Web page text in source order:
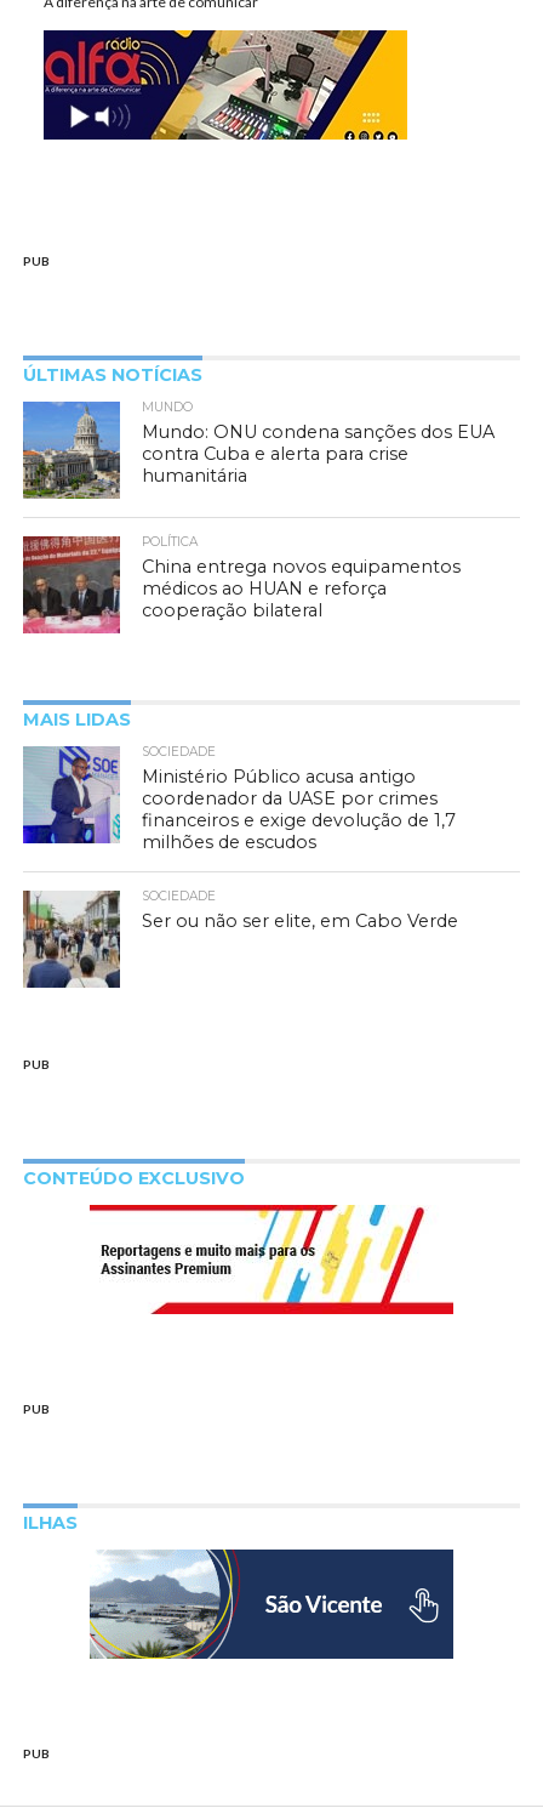
PUB
ÚLTIMAS NOTÍCIAS
MUNDO
Mundo: ONU condena sanções dos EUA
contra Cuba e alerta para crise
humanitária
POLÍTICA
China entrega novos equipamentos
médicos ao HUAN e reforça
cooperação bilateral
MAIS LIDAS
SOCIEDADE
Ministério Público acusa antigo
coordenador da UASE por crimes
financeiros e exige devolução de 1,7
milhões de escudos
SOCIEDADE
Ser ou não ser elite, em Cabo Verde
PUB
CONTEÚDO EXCLUSIVO
PUB
ILHAS
PUB